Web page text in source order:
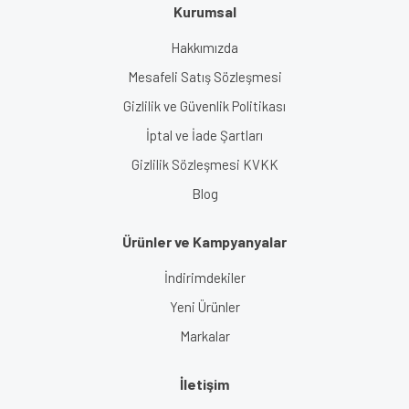
Kurumsal
Hakkımızda
Mesafeli Satış Sözleşmesi
Gizlilik ve Güvenlik Politikası
İptal ve İade Şartları
Gizlilik Sözleşmesi KVKK
Blog
Ürünler ve Kampyanyalar
İndirimdekiler
Yeni Ürünler
Markalar
İletişim